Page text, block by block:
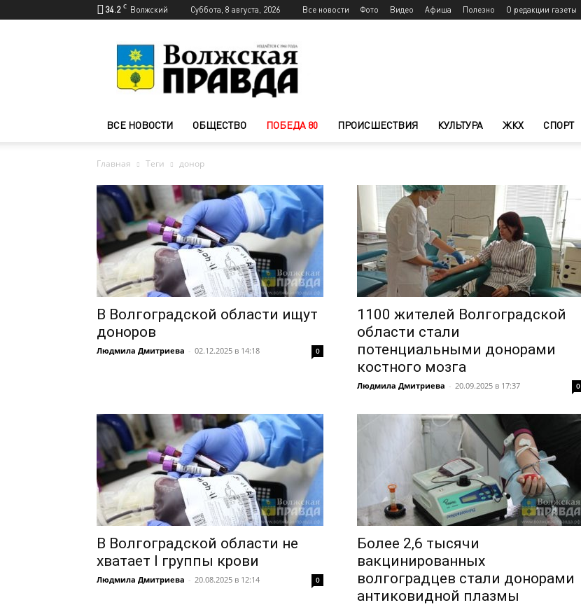
34.2 C Волжский Суббота, 8 августа, 2026 Все новости Фото Видео Афиша Полезно О редакции газеты
Волжского
—
Волжская
ВСЕ НОВОСТИ ОБЩЕСТВО ПОБЕДА 80 ПРОИСШЕСТВИЯ КУЛЬТУРА ЖКХ СПОРТ
Главная Теги донор
В Волгоградской области ищут
доноров
Людмила Дмитриева - 02.12.2025 в 14:18 0
1100 жителей Волгоградской
области стали
потенциальными донорами
костного мозга
Людмила Дмитриева - 20.09.2025 в 17:37 0
В Волгоградской области не
хватает I группы крови
Людмила Дмитриева - 20.08.2025 в 12:14 0
Более 2,6 тысячи
вакцинированных
волгоградцев стали донорами
антиковидной плазмы